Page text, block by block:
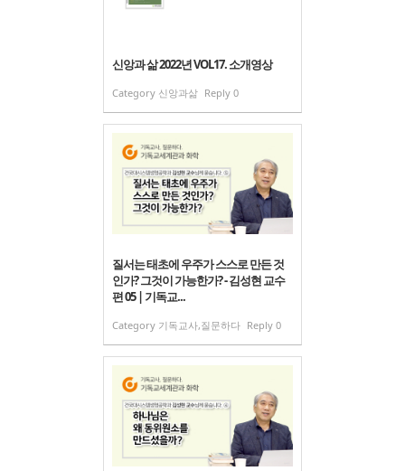
신앙과 삶 2022년 VOL17. 소개영상
Category 신앙과삶 Reply 0
질서는 태초에 우주가 스스로 만든 것
인가? 그것이 가능한가? - 김성현 교수
편 05 | 기독교...
Category 기독교사,질문하다 Reply 0